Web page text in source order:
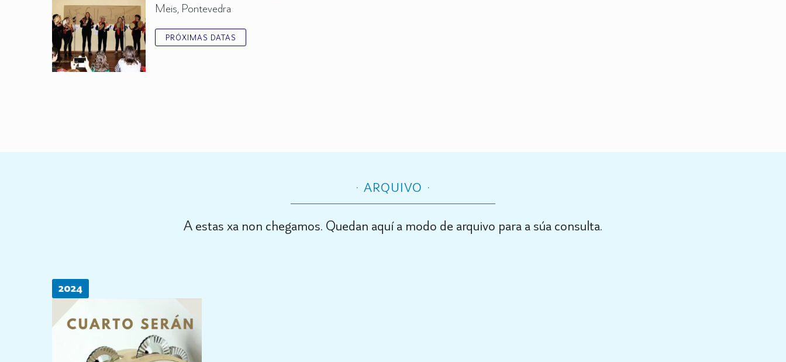
Meis, Pontevedra
PRÓXIMAS DATAS
ARQUIVO
A estas xa non chegamos. Quedan aquí a modo de arquivo para a súa consulta.
2024